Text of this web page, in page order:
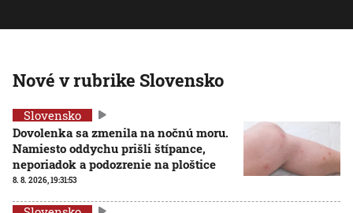
Nové v rubrike Slovensko
Slovensko
Dovolenka sa zmenila na nočnú moru.
Namiesto oddychu prišli štípance,
neporiadok a podozrenie na ploštice
8. 8. 2026, 19:31:53